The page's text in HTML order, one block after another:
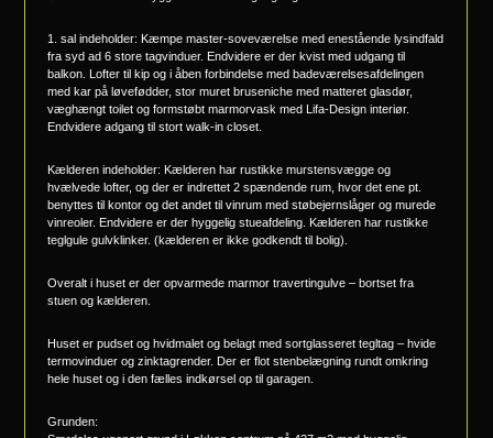
1. sal indeholder: Kæmpe master-soveværelse med enestående lysindfald
fra syd ad 6 store tagvinduer. Endvidere er der kvist med udgang til
balkon. Lofter til kip og i åben forbindelse med badeværelsesafdelingen
med kar på løvefødder, stor muret bruseniche med matteret glasdør,
væghængt toilet og formstøbt marmorvask med Lifa-Design interiør.
Endvidere adgang til stort walk-in closet.
Kælderen indeholder: Kælderen har rustikke murstensvægge og
hvælvede lofter, og der er indrettet 2 spændende rum, hvor det ene pt.
benyttes til kontor og det andet til vinrum med støbejernslåger og murede
vinreoler. Endvidere er der hyggelig stueafdeling. Kælderen har rustikke
teglgule gulvklinker. (kælderen er ikke godkendt til bolig).
Overalt i huset er der opvarmede marmor travertingulve – bortset fra
stuen og kælderen.
Huset er pudset og hvidmalet og belagt med sortglasseret tegltag – hvide
termovinduer og zinktagrender. Der er flot stenbelægning rundt omkring
hele huset og i den fælles indkørsel op til garagen.
Grunden: